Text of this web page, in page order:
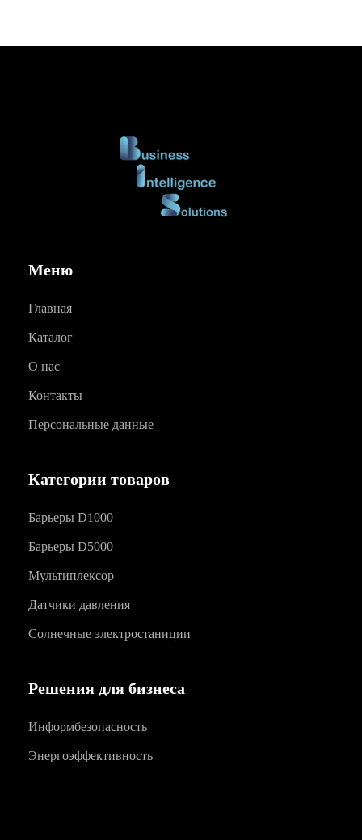
Меню
Главная
Каталог
О нас
Контакты
Персональные данные
Категории товаров
Барьеры D1000
Барьеры D5000
Мультиплексор
Датчики давления
Солнечные электростаниции
Решения для бизнеса
Информбезопасность
Энергоэффективность